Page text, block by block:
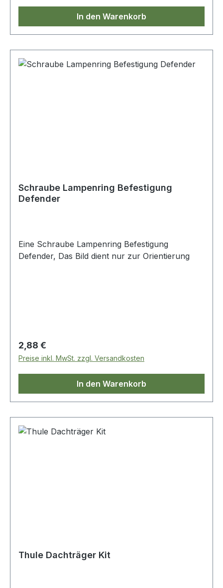
In den Warenkorb
Schraube Lampenring Befestigung
Defender
Eine Schraube Lampenring Befestigung
Defender, Das Bild dient nur zur Orientierung
Regulärer Preis:
2,88 €
Preise inkl. MwSt. zzgl. Versandkosten
In den Warenkorb
Thule Dachträger Kit